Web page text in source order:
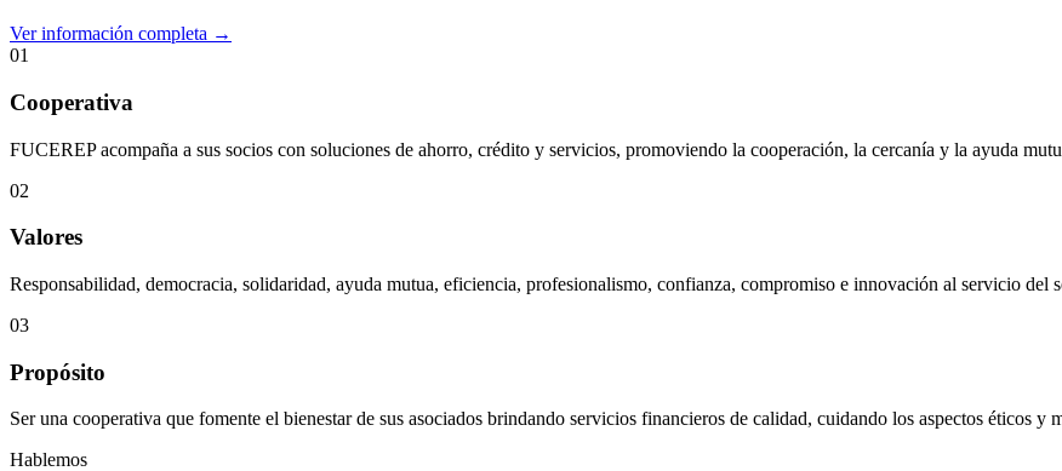
Ver información completa →
01
Cooperativa
FUCEREP acompaña a sus socios con soluciones de ahorro, crédito y servicios, promoviendo la cooperación, la cercanía y la ayuda
02
Valores
Responsabilidad, democracia, solidaridad, ayuda mutua, eficiencia, profesionalismo, confianza, compromiso e innovación al servicio del
03
Propósito
Ser una cooperativa que fomente el bienestar de sus asociados brindando servicios financieros de calidad, cuidando los aspectos éticos
Hablemos